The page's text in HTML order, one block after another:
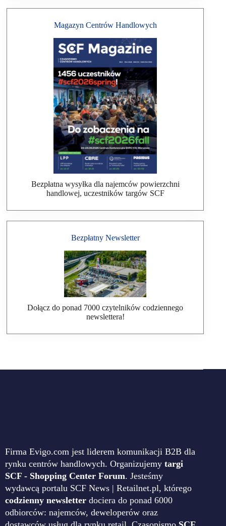
Magazyn Centrów Handlowych
Bezpłatna wysyłka dla najemców powierzchni
handlowej, uczestników targów SCF
Bezpłatny Newsletter
Dołącz do ponad 7000 czytelników codziennego
newslettera!
Firma Evigo.com jest liderem komunikacji B2B dla
rynku centrów handlowych. Organizujemy targi
SCF - Shopping Center Forum. Jesteśmy
wydawcą portalu SCF News | Retailnet.pl, którego
codzienny newsletter dociera do ponad 6000
odbiorców: najemców, deweloperów oraz